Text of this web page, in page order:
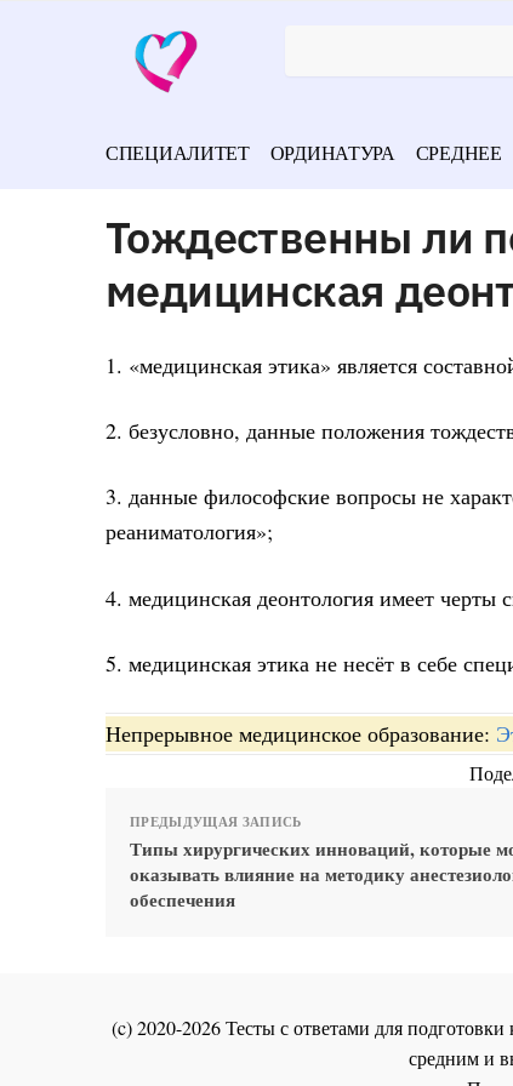
СПЕЦИАЛИТЕТ ОРДИНАТУРА СРЕДНЕЕ
Тождественны ли
медицинская
1. «медицинская этика» является
2. безусловно, данные положения
3. данные философские вопросы не
реаниматология»;
4. медицинская деонтология имеет черты
5. медицинская этика не несёт в себе
Непрерывное медицинское образование:
ПРЕДЫДУЩАЯ ЗАПИСЬ
Типы хирургических инноваций, которые
оказывать влияние на методику
обеспечения
(c) 2020-2026 Тесты с ответами для
средним и